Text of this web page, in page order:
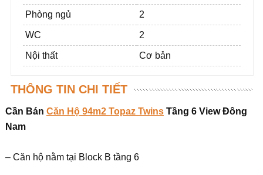
Phòng ngủ 2
WC 2
Nội thất Cơ bản
THÔNG TIN CHI TIẾT
Cần Bán Căn Hộ 94m2 Topaz TwinsTầng 6 View Đông
Nam
– Căn hộ nằm tại Block B tầng 6